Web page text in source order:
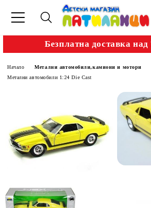
Безплатна доставка над
Начало
Метални автомобили,камиони и мотори
Метални автомобили 1:24 Die Cast